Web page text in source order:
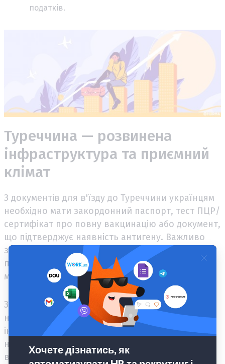
податків.
Туреччина — розвинена
інфраструктура та приємний
клімат
З документів для в'їзду до Туреччини українцям
необхідно мати закордонний паспорт, тест ПЦР/
сертифікат про повну вакцинацію або документ,
що підтверджує наявність антигену. Важливо
запам'ятати, що термін дії закордонного
паспорта для громадян України має бути не
менш ніж півроку.
Зараз прямого авіасполучення з Туреччиною
немає. Проте дістатися туди можна з Польщі та
інших сусідніх країн. Також ви маєте право
набути статусу особи, якій необхідний
вторинний захист або легально залишатися на